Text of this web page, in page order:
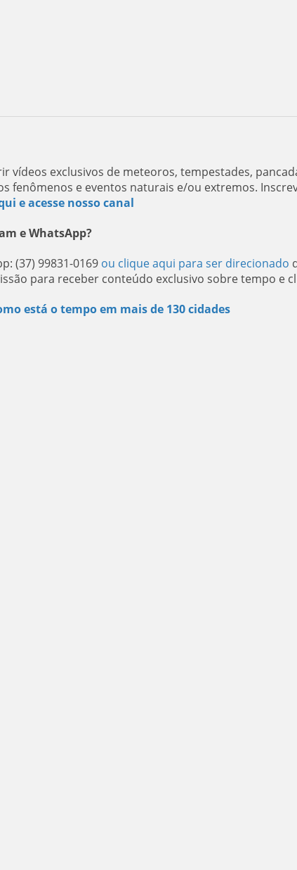
vídeos exclusivos de meteoros, tempestades,
fenômenos e eventos naturais e/ou extremos.
e acesse nosso canal
e WhatsApp?
(37) 99831-0169 ou clique aqui para ser direcionado
para receber conteúdo exclusivo sobre tempo e
está o tempo em mais de 130 cidades